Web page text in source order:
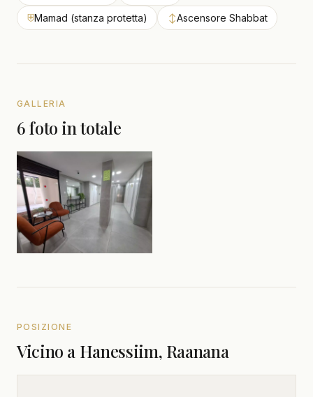
⛨Mamad (stanza protetta) ↕Ascensore Shabbat
GALLERIA
6 foto in totale
POSIZIONE
Vicino a Hanessiim, Raanana